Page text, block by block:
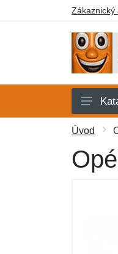
Zákaznický
Karty
Plyšáci
Úvod